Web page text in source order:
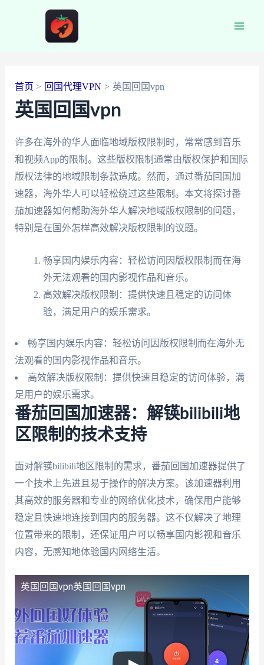
首页 回国代理VPN 英国回国vpn
英国回国vpn
许多在海外的华人面临地域版权限制时，常常感到音乐
和视频App的限制。这些版权限制通常由版权保护和国际
版权法律的地域限制条款造成。然而，通过番茄回国加
速器，海外华人可以轻松绕过这些限制。本文将探讨番
茄加速器如何帮助海外华人解决地域版权限制的问题，
特别是在国外怎样高效解决版权限制的议题。
畅享国内娱乐内容：轻松访问因版权限制而在海
外无法观看的国内影视作品和音乐。
高效解决版权限制：提供快速且稳定的访问体
验，满足用户的娱乐需求。
畅享国内娱乐内容：轻松访问因版权限制而在海外无
法观看的国内影视作品和音乐。
高效解决版权限制：提供快速且稳定的访问体验，满
足用户的娱乐需求。
番茄回国加速器：解锳bilibili地
区限制的技术支持
面对解锳bilibili地区限制的需求，番茄回国加速器提供了
一个技术上先进且易于操作的解决方案。该加速器利用
其高效的服务器和专业的网络优化技术，确保用户能够
稳定且快速地连接到国内的服务器。这不仅解决了地理
位置带来的限制，还保证用户可以畅享国内影视和音乐
内容，无感知地体验国内网络生活。
英国回国vpn英国回国vpn